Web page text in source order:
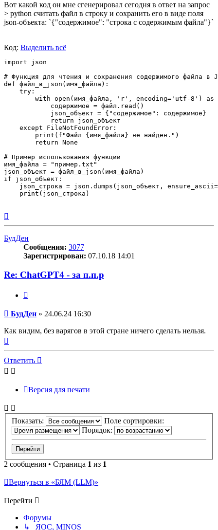
Вот какой код он мне сгенерировал сегодня в ответ на запрос
> python считать файл в строку и сохранить его в виде поля
json-объекта: `{"содержимое": "строка с содержимым файла"}`
Код: Выделить всё
import json
# Функция для чтения и сохранения содержимого файла в
def файл_в_json(имя_файла):
    try:
with open(имя_файла, 'r', encoding='utf-8') as
            содержимое = файл.read()
            json_объект = {"содержимое": содержимое}
            return json_объект
    except FileNotFoundError:
        print(f"Файл {имя_файла} не найден.")
        return None
# Пример использования функции
имя_файла = "пример.txt"
json_объект = файл_в_json(имя_файла)
if json_объект:
json_строка = json.dumps(json_объект,
    print(json_строка)
к
БудДен
Сообщения: 3077
Зарегистрирован: 07.10.18 14:01
Re: ChatGPT4 - за п.п.р
Сообщение
БудДен » 24.06.24 16:30
Как видим, без варягов в этой стране ничего сделать нельзя.
началу
Ответить
Версия для печати
Показать:
Поле сортировки:
Порядок:
2 сообщения • Страница 1 из 1
Вернуться в «БЯМ (LLM)»
Перейти
Форумы
↳ ЯОС, MINOS